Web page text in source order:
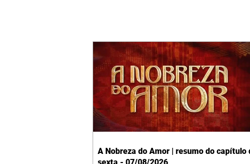
A Nobreza do Amor | resumo do capítulo